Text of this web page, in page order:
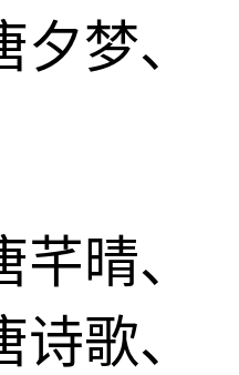
梦、
晴、
歌、